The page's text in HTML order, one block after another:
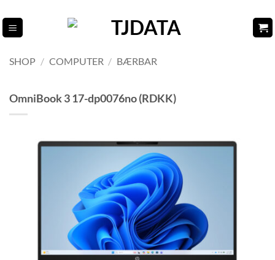
til
indhold
SHOP / COMPUTER / BÆRBAR
OmniBook 3 17-dp0076no (RDKK)